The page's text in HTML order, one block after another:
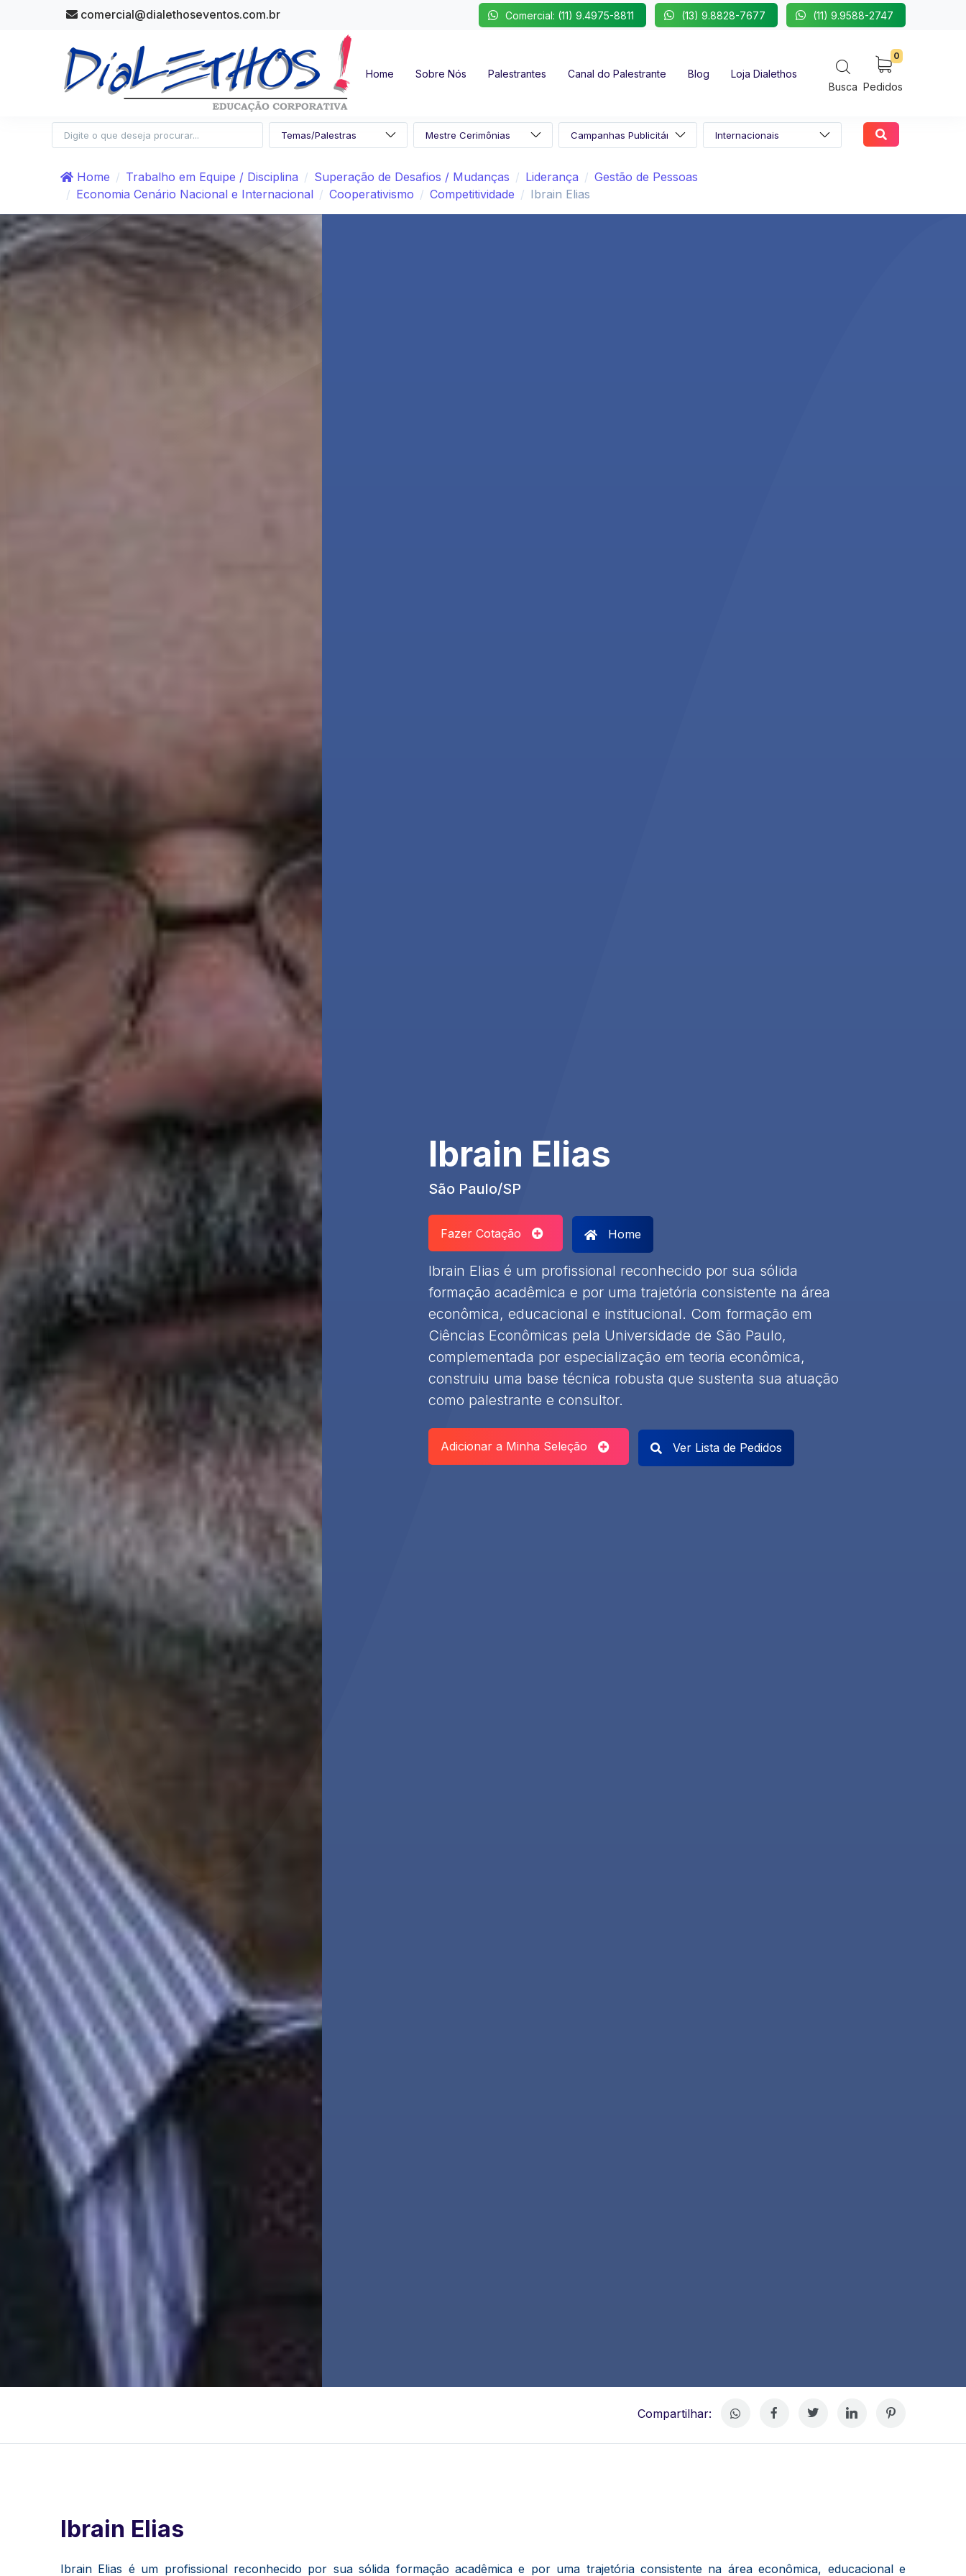
comercial@dialethoseventos.com.br Comercial: (11) 9.4975-8811 (13) 9.8828-7677 (11) 9.9588-2747
Home Sobre Nós Palestrantes Canal do Palestrante Blog
Loja Dialethos
Busca
0
Pedidos
Home Trabalho em Equipe / Disciplina Superação de Desafios / Mudanças Liderança
Gestão de Pessoas
Economia Cenário Nacional e Internacional
Cooperativismo Competitividade Ibrain Elias
Ibrain Elias
São Paulo/SP
Fazer Cotação Home
Ibrain Elias é um profissional reconhecido por sua sólida
formação acadêmica e por uma trajetória consistente na área
econômica, educacional e institucional. Com formação em
Ciências Econômicas pela Universidade de São Paulo,
complementada por especialização em teoria econômica,
construiu uma base técnica robusta que sustenta sua atuação
como palestrante e consultor.
Adicionar a Minha Seleção Ver Lista de Pedidos
Compartilhar:
Ibrain Elias
Ibrain Elias é um profissional reconhecido por sua sólida formação acadêmica e por uma trajetória consistente na área econômica, educacional e